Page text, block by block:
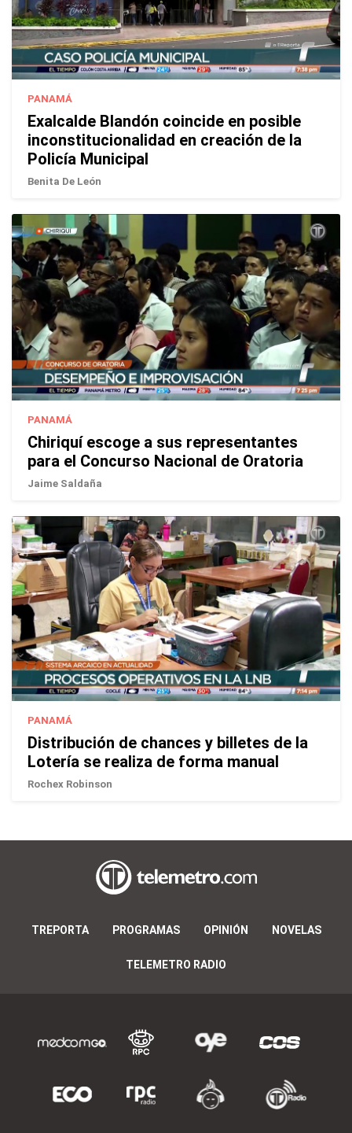
PANAMÁ
Exalcalde Blandón coincide en posible
inconstitucionalidad en creación de la
Policía Municipal
Benita De León
PANAMÁ
Chiriquí escoge a sus representantes
para el Concurso Nacional de Oratoria
Jaime Saldaña
PANAMÁ
Distribución de chances y billetes de la
Lotería se realiza de forma manual
Rochex Robinson
TREPORTA PROGRAMAS OPINIÓN NOVELAS
TELEMETRO RADIO